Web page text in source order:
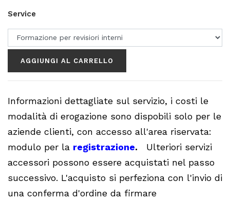
Service
AGGIUNGI AL CARRELLO
Informazioni dettagliate sul servizio, i costi le
modalità di erogazione sono dispobili solo per le
aziende clienti, con accesso all'area riservata:
modulo per la registrazione.
Ulteriori servizi
accessori possono essere acquistati nel passo
successivo. L'acquisto si perfeziona con l'invio di
una conferma d'ordine da firmare